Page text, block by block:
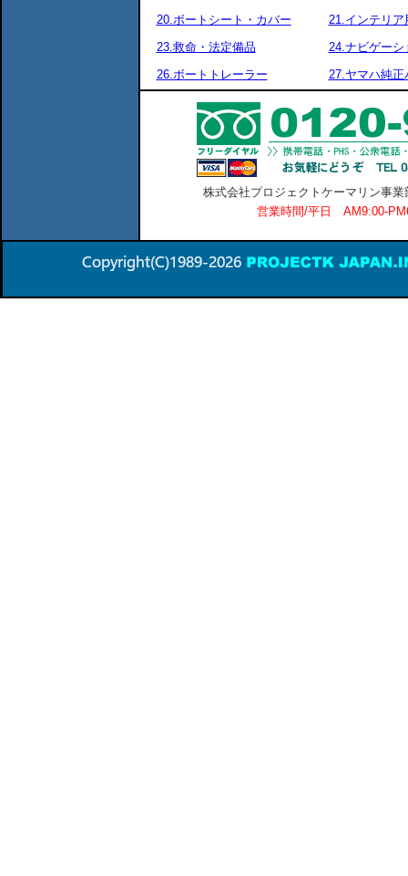
20.ボートシート・カバー
21.インテリア
23.救命・法定備品
24.ナビゲーシ
26.ボートトレーラー
27.ヤマハ純正
株式会社プロジェクトケーマリン事
営業時間/平日 AM9:00-